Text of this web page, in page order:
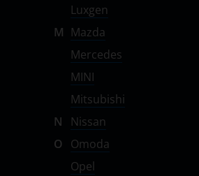
Luxgen
M Mazda
Mercedes
MINI
Mitsubishi
N
Nissan
O
Omoda
Opel